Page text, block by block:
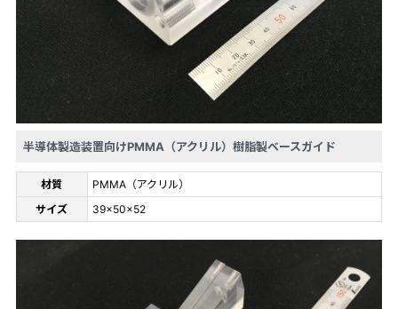
半導体製造装置向けPMMA（アクリル）樹脂製ベースガイド
材質
PMMA（アクリル）
サイズ
39×50×52